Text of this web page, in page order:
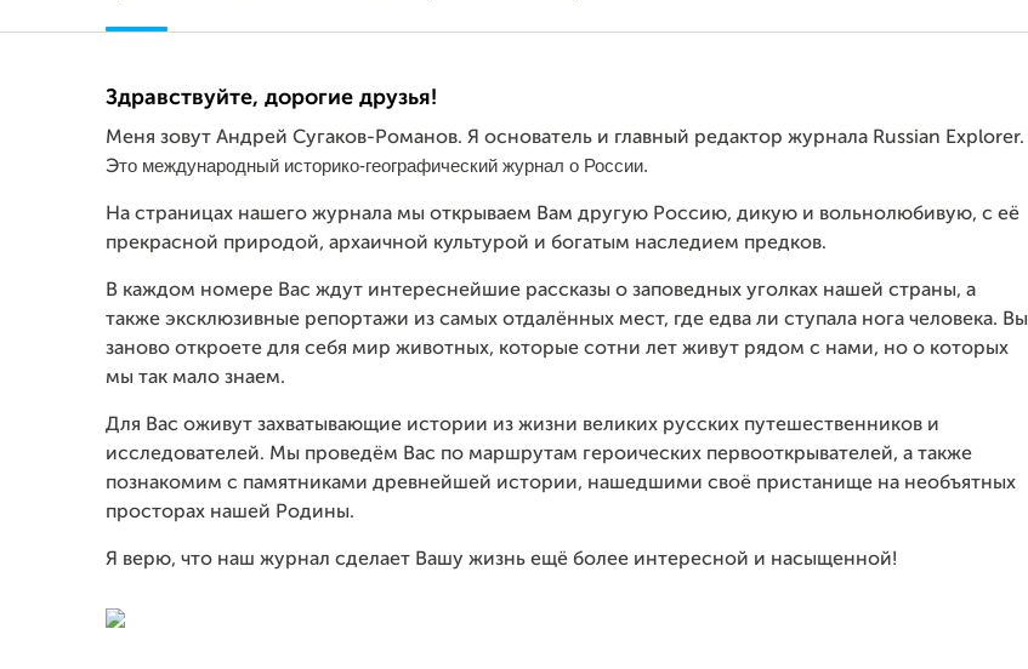
Здравствуйте, дорогие друзья!
Меня зовут Андрей Сугаков-Романов. Я основатель и главный редактор журнала Russian Explorer.
Это международный историко-географический журнал о России.
На страницах нашего журнала мы открываем Вам другую Россию, дикую и вольнолюбивую, с её
прекрасной природой, архаичной культурой и богатым наследием предков.
В каждом номере Вас ждут интереснейшие рассказы о заповедных уголках нашей страны, а
также эксклюзивные репортажи из самых отдалённых мест, где едва ли ступала нога человека. Вы
заново откроете для себя мир животных, которые сотни лет живут рядом с нами, но о которых
мы так мало знаем.
Для Вас оживут захватывающие истории из жизни великих русских путешественников и
исследователей. Мы проведём Вас по маршрутам героических первооткрывателей, а также
познакомим с памятниками древнейшей истории, нашедшими своё пристанище на необъятных
просторах нашей Родины.
Я верю, что наш журнал сделает Вашу жизнь ещё более интересной и насыщенной!